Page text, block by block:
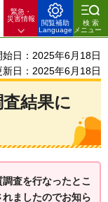
緊急・
災害情報
閲覧補助
Language
検索
メニュー
始日：2025年6月18日
新日：2025年6月18日
結果に
査を行なったとこ
ましたのでお知ら